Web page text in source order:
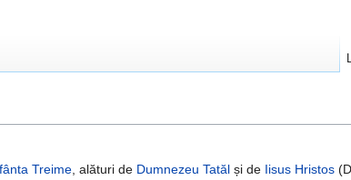
Treime , alături de Dumnezeu Tatăl și de Iisus Hristos